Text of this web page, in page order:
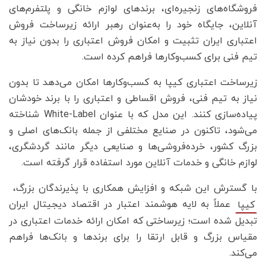
فروشگاه‌های زنجیره‌ای، برندهای لوازم خانگی و پلتفرم‌های
آنلاین، جایگاه خود را به‌عنوان رهبر ارائه زیرساخت فروش
اعتباری ایران تثبیت و امکان فروش اعتباری را بدون نیاز به
تیم فنی برای کسب‌وکارها فراهم کرده است.
زیرساخت اعتباری کیپا به کسب‌وکارها امکان می‌دهد تا بدون
نیاز به تیم فنی، فروش اقساطی و اعتباری را با برند خودشان
پیاده‌سازی کنند. این مدل که با عنوان White-Label شناخته
می‌شود، تاکنون در صنایع مختلفی از جمله بانک‌های اصلی و
بزرگ کشور، خرده‌فروشی‌ها و صنایعی دیگر مانند گردشگری،
لوازم خانگی و خدمات آنلاین مورد استفاده قرار گرفته است.
با گسترش این شبکه و افزایش همکاری با پذیرندگان بزرگ،
کیپا
عملاً به لایه‌ هوشمند اعتبار در اقتصاد دیجیتال ایران
تبدیل شده است؛ زیرساختی که امکان ارائه‌ خدمات اعتباری در
مقیاس بزرگ و قابل ارتقا را برای برندها و بانک‌ها فراهم
می‌کند.